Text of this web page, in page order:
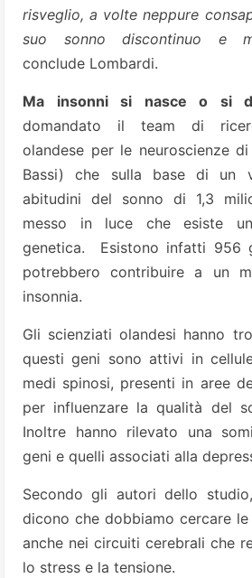
risveglio, a volte neppure
suo sonno discontinuo e
conclude Lombardi.
Ma insonni si nasce o si
domandato il team di
olandese per le neuroscienze
Bassi) che sulla base di un
abitudini del sonno di 1,3
messo in luce che esiste
genetica. Esistono infatti 956
potrebbero contribuire a un
insonnia.
Gli scienziati olandesi hanno
questi geni sono attivi in
medi spinosi, presenti in aree
per influenzare la qualità del
Inoltre hanno rilevato una
geni e quelli associati alla
Secondo gli autori dello
dicono che dobbiamo cercare le
anche nei circuiti cerebrali che
lo stress e la tensione.